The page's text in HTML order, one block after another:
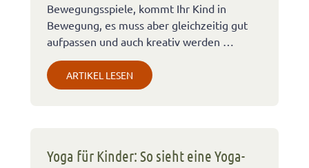
Bewegungsspiele, kommt Ihr Kind in
Bewegung, es muss aber gleichzeitig gut
aufpassen und auch kreativ werden …
ARTIKEL LESEN
Yoga für Kinder: So sieht eine Yoga-